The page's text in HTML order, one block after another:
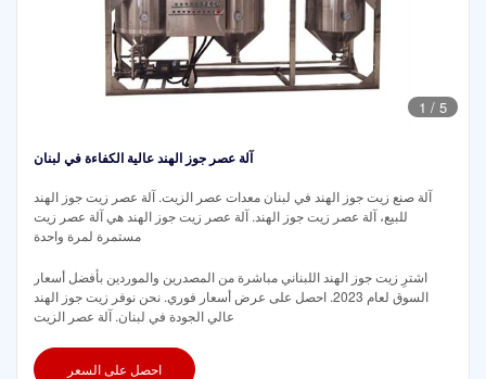
1 / 5
آلة عصر جوز الهند عالية الكفاءة في لبنان
آلة صنع زيت جوز الهند في لبنان معدات عصر الزيت. آلة عصر زيت جوز الهند
للبيع، آلة عصر زيت جوز الهند. آلة عصر زيت جوز الهند هي آلة عصر زيت
مستمرة لمرة واحدة
اشترِ زيت جوز الهند اللبناني مباشرة من المصدرين والموردين بأفضل أسعار
السوق لعام 2023. احصل على عرض أسعار فوري. نحن نوفر زيت جوز الهند
عالي الجودة في لبنان. آلة عصر الزيت
احصل على السعر